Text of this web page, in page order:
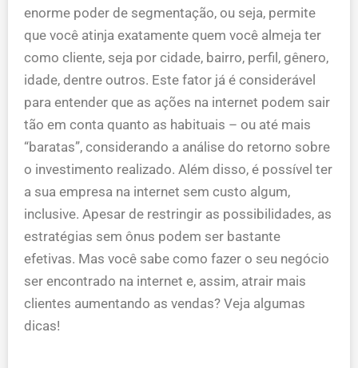
enorme poder de segmentação, ou seja, permite
que você atinja exatamente quem você almeja ter
como cliente, seja por cidade, bairro, perfil, gênero,
idade, dentre outros. Este fator já é considerável
para entender que as ações na internet podem sair
tão em conta quanto as habituais – ou até mais
“baratas”, considerando a análise do retorno sobre
o investimento realizado. Além disso, é possível ter
a sua empresa na internet sem custo algum,
inclusive. Apesar de restringir as possibilidades, as
estratégias sem ônus podem ser bastante
efetivas. Mas você sabe como fazer o seu negócio
ser encontrado na internet e, assim, atrair mais
clientes aumentando as vendas? Veja algumas
dicas!